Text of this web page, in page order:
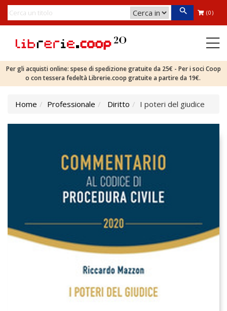
(0)
Per gli acquisti online: spese di spedizione gratuite da 25€ - Per i soci Coop
o con tessera fedeltà Librerie.coop gratuite a partire da 19€.
Home Professionale Diritto I poteri del giudice